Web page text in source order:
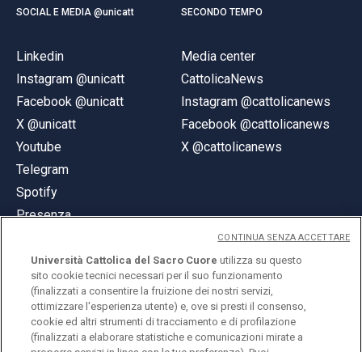
SOCIAL E MEDIA @unicatt
Linkedin
Instagram @unicatt
Facebook @unicatt
X @unicatt
Youtube
Telegram
Spotify
Presenza
SECONDO TEMPO
Media center
CattolicaNews
Instagram @cattolicanews
Facebook @cattolicanews
X @cattolicanews
© Università Cattolica del Sacro Cuore
Largo A. Gemelli 1, 20123 Milano
Università Cattolica del Sacro Cuore utilizza su questo
sito cookie tecnici necessari per il suo funzionamento
(finalizzati a consentire la fruizione dei nostri servizi,
ottimizzare l'esperienza utente) e, ove si presti il consenso,
cookie ed altri strumenti di tracciamento e di profilazione
(finalizzati a elaborare statistiche e comunicazioni mirate a
CONTINUA SENZA ACCETTARE